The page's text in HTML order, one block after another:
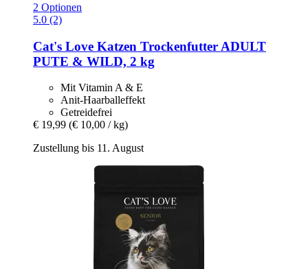
2 Optionen
5.0 (2)
Cat's Love Katzen Trockenfutter ADULT
PUTE & WILD, 2 kg
Mit Vitamin A & E
Anit-Haarballeffekt
Getreidefrei
€ 19,99 (€ 10,00 / kg)
Zustellung bis 11. August